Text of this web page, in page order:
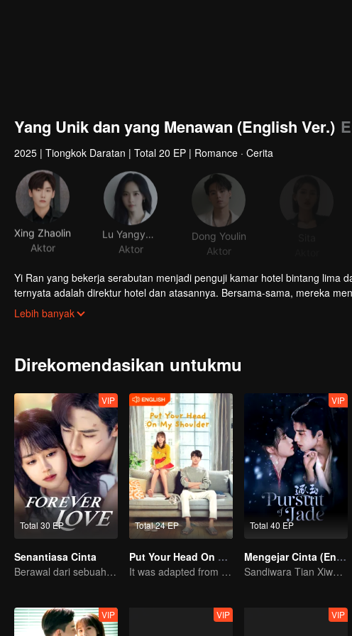
Yang Unik dan yang Menawan (English Ver.)
2025 | Tiongkok Daratan | Total 20 EP | Romance · Cerita
Xing Zhaolin
Aktor
Aktor
Dong Youlin
Aktor
Yi Ran yang bekerja serabutan menjadi penguji kamar hotel bintang lima
ternyata adalah direktur hotel dan atasannya. Bersama-sama, mereka
banyak perbedaan, mereka mulai saling mendekat…
Lebih banyak
Direkomendasikan untukmu
Total 30 EP
VIP
Senantiasa Cinta
Berawal dari sebuah ciuman
Total 24 EP
Put Your Head On My Shoulder (Eng Dub)
It was adapted from the same series of novels as "A Love so Beautiful"
Total 40 EP
VIP
Mengejar Cinta (English Ver.)
Sandiwara Tian Xiwei dan Zhang Linghe berubah jadi cinta
VIP VIP VIP